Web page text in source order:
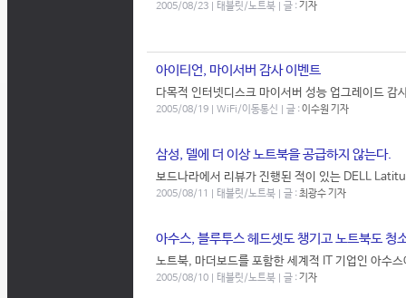
2005/08/23 | 태블릿/노트북 | 글 :기자
아이티언, 마이서버 감사 이벤트
다목적 인터넷디스크 마이서버 성능 업그레이드
2005/08/19 | WiFi/이동통신 | 글 :이수원 기자
삼성, 델에 더 이상 노트북을 공급하지 않는다.
보드나라에서 리뷰가 진행된 적이 있는 DELL
2005/08/11 | 태블릿/노트북 | 글 :최광수 기자
아수스, 블루투스 헤드셋도 챙기고 노트북도 청
노트북, 마더보드를 포함한 세계적 IT 기업인 아수
2005/08/10 | 태블릿/노트북 | 글 :기자